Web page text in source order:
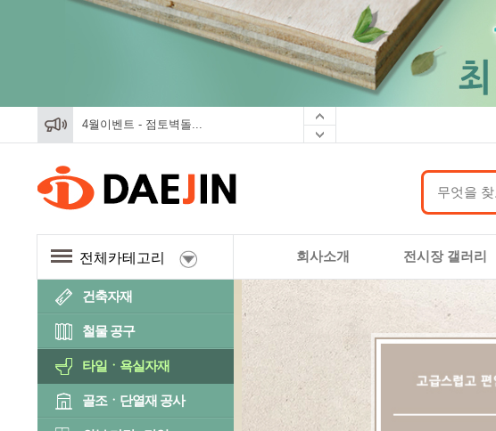
4월이벤트 - 점토벽돌...
전체카테고리 회사소개 전시장 갤러리
건축자재
철물 공구
타일ㆍ욕실자재
골조ㆍ단열재 공사